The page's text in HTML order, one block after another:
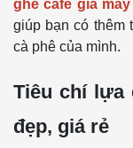
ghế cafe giả
giúp bạn có thêm
cà phê của mình.
Tiêu chí lựa
đẹp, giá rẻ